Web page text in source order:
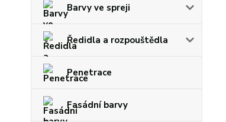
Barvy ve spreji
Ředidla a rozpouštědla
Penetrace
Fasádní barvy